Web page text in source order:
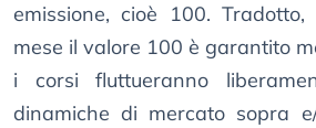
emissione, cioè 100.
mese il valore 100 è garantito
i corsi fluttueranno
dinamiche di mercato sopra